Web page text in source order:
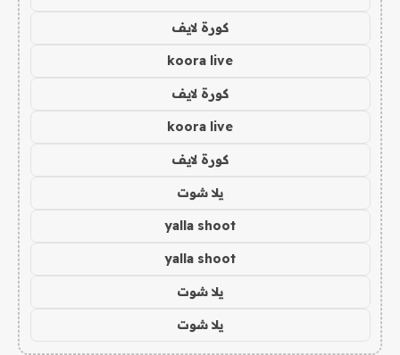
كورة لايف
koora live
كورة لايف
koora live
كورة لايف
يلا شوت
yalla shoot
yalla shoot
يلا شوت
يلا شوت